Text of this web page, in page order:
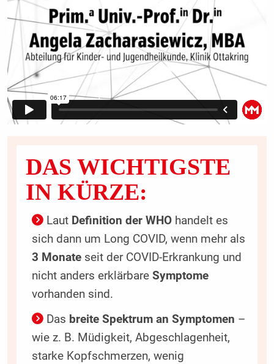
DAS WICHTIGSTE
IN KÜRZE:
Laut Definition der WHOhandelt es
sich dann um Long COVID, wenn mehr als
3 Monateseit der COVID-Erkrankung und
nicht anders erklärbare Symptome
vorhanden sind.
Das breite Spektrum an Symptomen –
wie z. B. Müdigkeit, Abgeschlagenheit,
starke Kopfschmerzen, wenig